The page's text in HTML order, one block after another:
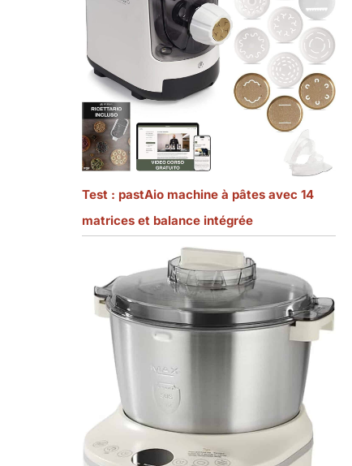
Test : pastAio machine à pâtes avec 14
matrices et balance intégrée